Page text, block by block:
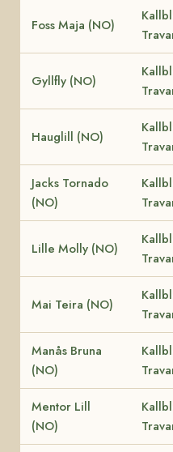
Foss Maja (NO)
Gyllfly (NO)
Hauglill (NO)
Jacks Tornado
(NO)
Lille Molly (NO)
Mai Teira (NO)
Manås Bruna
(NO)
Mentor Lill
(NO)